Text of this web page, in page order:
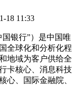
18 11:33
银行”）是中国唯
全球化和分析化程
地域为客户供给全
卡核心、消息科技
心、国际金融院、